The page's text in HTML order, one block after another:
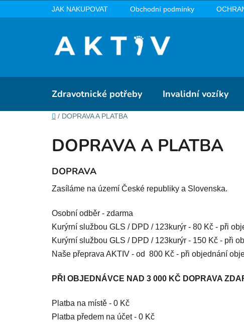
na
JAK NAKUPOVAT Obchodní podmínky
Zdravotnické potřeby Invalidní vozíky
Domů
/ DOPRAVA A PLATBA
DOPRAVA A PLATBA
DOPRAVA
Zasíláme na území České republiky a Slovenska.
Osobní odběr - zdarma
Kurýrní službou GLS / DPD / 123kurýr - 80 Kč - při
Kurýrní službou GLS / DPD / 123kurýr - 150 Kč - při
Naše přeprava AKTIV - od 800 Kč - při objednání
PŘI OBJEDNÁVCE NAD 3 000 KČ DOPRAVA
Platba na místě - 0 Kč
Platba předem na účet - 0 Kč